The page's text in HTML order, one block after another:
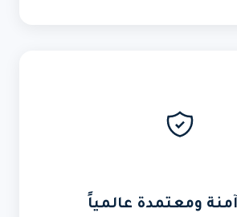
ومعتمدة عالمياً